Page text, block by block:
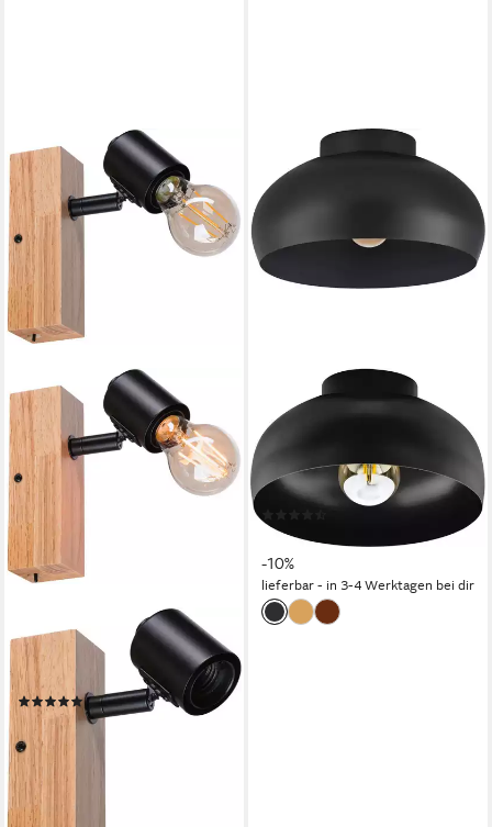
PAULMANN
Deckenleuchte Arvid, ohne
Leuchtmittel, E27
(1)
19,97 € UVP
-15%
lieferbar - in 2-3 Werktagen bei dir
Deckenleuchte MOGANO 2,
ohne Leuchtmittel,
Leuchtmittel wechselbar,
Deckenleuchte aus Metall,
E27, dimmbar, Ø 28 cm, exkl.
E27 - 1X40W
ab 37,59 €
-10%
lieferbar - in 3-4 Werktagen bei dir